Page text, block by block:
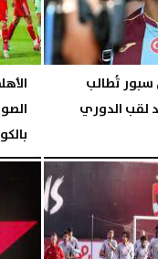
سبور تُطالب
لقب الدوري
06:00 مـ الخميس، 6 أغسطس